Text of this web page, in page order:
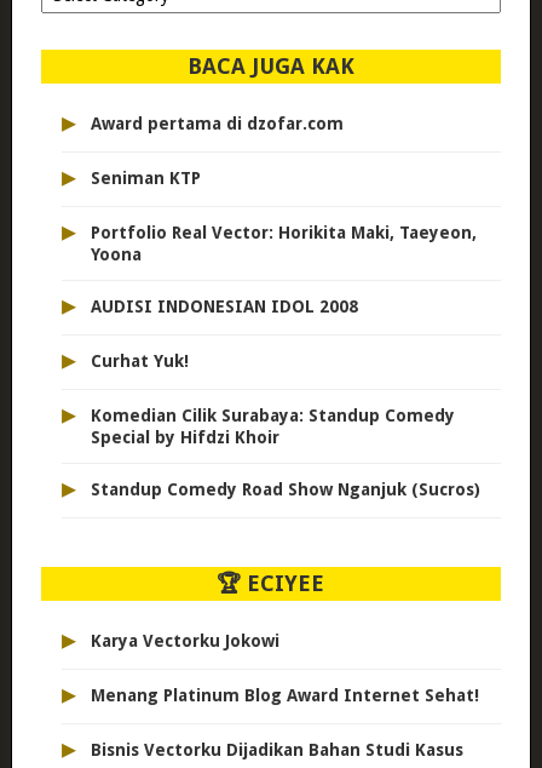
dipilih..
BACA JUGA KAK
▸ Award pertama di dzofar.com
▸ Seniman KTP
▸
Portfolio Real Vector: Horikita Maki, Taeyeon,
Yoona
▸ AUDISI INDONESIAN IDOL 2008
▸ Curhat Yuk!
▸
Komedian Cilik Surabaya: Standup Comedy
Special by Hifdzi Khoir
▸ Standup Comedy Road Show Nganjuk (Sucros)
🏆 ECIYEE
▸ Karya Vectorku Jokowi
▸ Menang Platinum Blog Award Internet Sehat!
▸ Bisnis Vectorku Dijadikan Bahan Studi Kasus